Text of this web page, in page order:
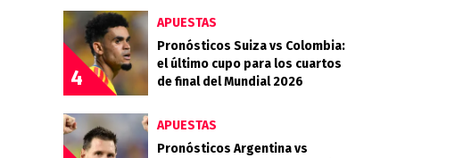
4
APUESTAS
Pronósticos Suiza vs Colombia:
el último cupo para los cuartos
de final del Mundial 2026
APUESTAS
Pronósticos Argentina vs